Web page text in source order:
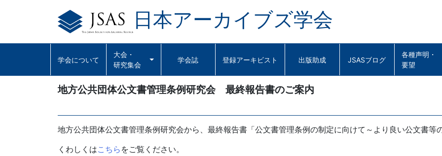
日本アーカイブズ学会
学会について
大会・
研究集会
学会誌 登録アーキビスト 出版助成 JSASブログ
各種声明・
要望
地方公共団体公文書管理条例研究会 最終報告書のご案内
地方公共団体公文書管理条例研究会から、最終報告書「公文書管理条例の制定に向けて～より良い公文書等
くわしくはこちら をご覧ください。